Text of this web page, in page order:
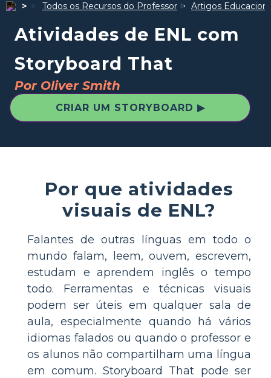
Todos os Recursos do Professor Artigos
Atividades de ENL com
Storyboard That
Por Oliver Smith
CRIAR UM STORYBOARD ▶
Por que atividades
visuais de ENL?
Falantes de outras línguas em todo o
mundo falam, leem, ouvem, escrevem,
estudam e aprendem inglês o tempo
todo. Ferramentas e técnicas visuais
podem ser úteis em qualquer sala de
aula, especialmente quando há vários
idiomas falados ou quando o professor e
os alunos não compartilham uma língua
em comum. Storyboard That pode ser